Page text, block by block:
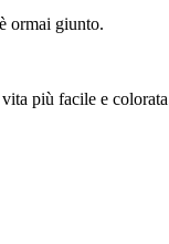
ormai giunto.
più facile e